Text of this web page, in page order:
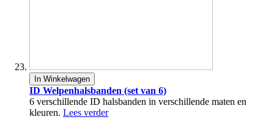
In Winkelwagen
ID Welpenhalsbanden (set van 6)
6 verschillende ID halsbanden in verschillende maten en
kleuren. Lees verder